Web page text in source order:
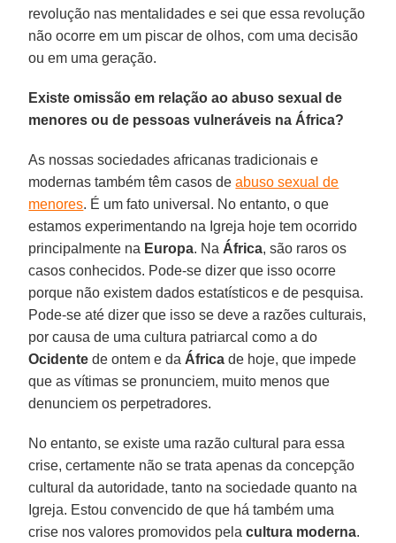
revolução nas mentalidades e sei que essa revolução
não ocorre em um piscar de olhos, com uma decisão
ou em uma geração.
Existe omissão em relação ao abuso sexual de
menores ou de pessoas vulneráveis na África?
As nossas sociedades africanas tradicionais e
modernas também têm casos deabuso sexual de
menores. É um fato universal. No entanto, o que
estamos experimentando na Igreja hoje tem ocorrido
principalmente na Europa. Na África, são raros os
casos conhecidos. Pode-se dizer que isso ocorre
porque não existem dados estatísticos e de pesquisa.
Pode-se até dizer que isso se deve a razões culturais,
por causa de uma cultura patriarcal como a do
Ocidente de ontem e da África de hoje, que impede
que as vítimas se pronunciem, muito menos que
denunciem os perpetradores.
No entanto, se existe uma razão cultural para essa
crise, certamente não se trata apenas da concepção
cultural da autoridade, tanto na sociedade quanto na
Igreja. Estou convencido de que há também uma
crise nos valores promovidos pelacultura moderna.